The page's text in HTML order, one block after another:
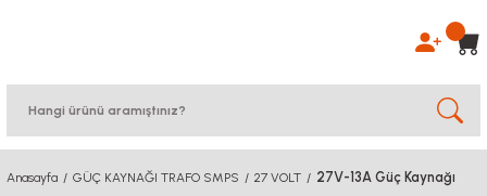
Anasayfa GÜÇ KAYNAĞI TRAFO SMPS 27 VOLT 27V-13A Güç Kaynağı